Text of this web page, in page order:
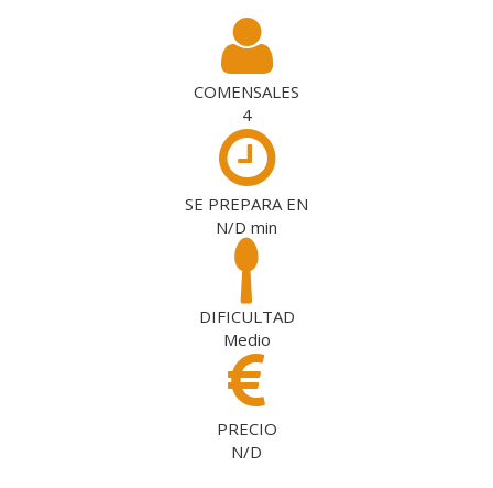
COMENSALES
4
SE PREPARA EN
N/D min
DIFICULTAD
Medio
PRECIO
N/D